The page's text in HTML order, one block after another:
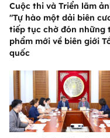
Cuộc thi và Triển lãm
"Tự hào một dải biên
tiếp tục chờ đón những
phẩm mới về biên giới
quốc